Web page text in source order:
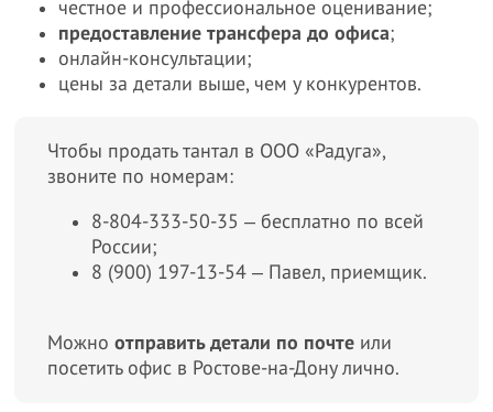
честное и профессиональное оценивание;
предоставление трансфера до офиса;
онлайн-консультации;
цены за детали выше, чем у конкурентов.
Чтобы продать тантал в ООО «Радуга»,
звоните по номерам:
8-804-333-50-35 ‒ бесплатно по всей
России;
8 (900) 197-13-54 ‒ Павел, приемщик.
Можноотправить детали по почте или
посетить офис в Ростове-на-Дону лично.